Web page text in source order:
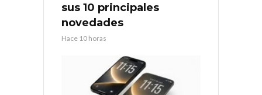
sus 10 principales
novedades
Hace 10 horas